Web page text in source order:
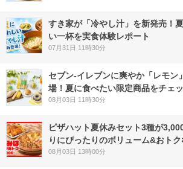
すき家が「冷やし汁」を新発売！
い一杯を実食体験レポート
07月31日 11時30分
セブン‐イレブンに爽やか「レモン
場！夏に食べたい限定商品をチェ
08月03日 11時30分
ピザハット夏休みセット3種が
りにぴったりのボリューム&おト
08月03日 13時00分